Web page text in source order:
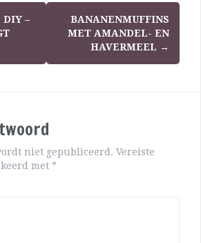
DIY –
BANANENMUFFINS
MET AMANDEL- EN
HAVERMEEL →
niet gepubliceerd. Vereiste
met *